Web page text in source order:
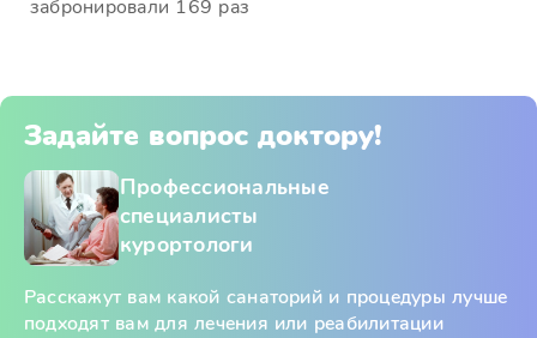
забронировали 169 раз
Задайте вопрос доктору!
Профессиональные
специалисты
курортологи
Расскажут вам какой санаторий и процедуры лучше
подходят вам для лечения или реабилитации